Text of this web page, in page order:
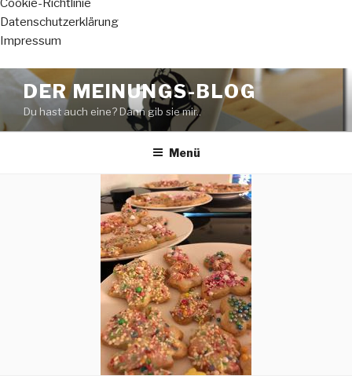
Cookie-Richtlinie
Datenschutzerklärung
Impressum
Zum
Inhalt
springen
DER MEINUNGS-BLOG
Du hast auch eine? Dann gib sie mir..
Menü